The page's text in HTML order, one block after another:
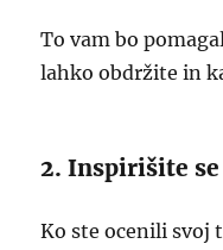
To vam bo
lahko obdržite in
2. Inspirišite se
Ko ste ocenili svoj